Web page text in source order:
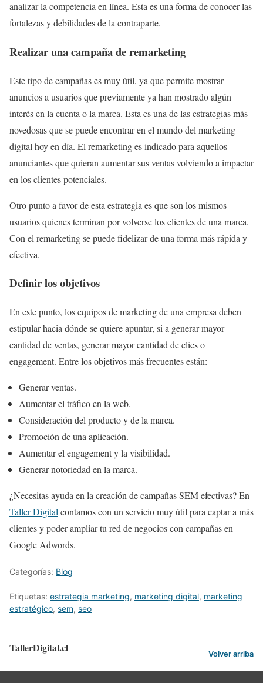
analizar la competencia en línea. Esta es una forma de conocer las
fortalezas y debilidades de la contraparte.
Realizar una campaña de remarketing
Este tipo de campañas es muy útil, ya que permite mostrar
anuncios a usuarios que previamente ya han mostrado algún
interés en la cuenta o la marca. Esta es una de las estrategias más
novedosas que se puede encontrar en el mundo del marketing
digital hoy en día. El remarketing es indicado para aquellos
anunciantes que quieran aumentar sus ventas volviendo a impactar
en los clientes potenciales.
Otro punto a favor de esta estrategia es que son los mismos
usuarios quienes terminan por volverse los clientes de una marca.
Con el remarketing se puede fidelizar de una forma más rápida y
efectiva.
Definir los objetivos
En este punto, los equipos de marketing de una empresa deben
estipular hacia dónde se quiere apuntar, si a generar mayor
cantidad de ventas, generar mayor cantidad de clics o
engagement. Entre los objetivos más frecuentes están:
Generar ventas.
Aumentar el tráfico en la web.
Consideración del producto y de la marca.
Promoción de una aplicación.
Aumentar el engagement y la visibilidad.
Generar notoriedad en la marca.
¿Necesitas ayuda en la creación de campañas SEM efectivas? En
Taller Digital contamos con un servicio muy útil para captar a más
clientes y poder ampliar tu red de negocios con campañas en
Google Adwords.
Categorías: Blog
Etiquetas: estrategia marketing, marketing digital, marketing
estratégico, sem, seo
TallerDigital.cl Volver arriba